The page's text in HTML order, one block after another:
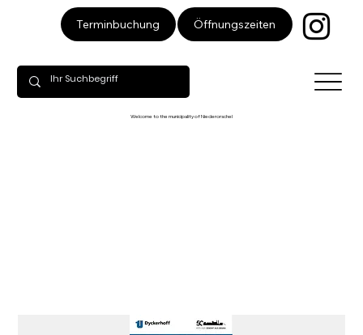
Terminbuchung Öffnungszeiten
Welcome to the municipality of Niederorschel